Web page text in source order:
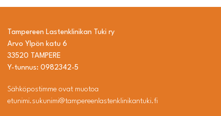
Tampereen Lastenklinikan Tuki ry
Arvo Ylpön katu 6
33520 TAMPERE
Y-tunnus: 0982342-5
Sähköpostimme ovat muotoa
etunimi.sukunimi@tampereenlastenklinikantuki.fi